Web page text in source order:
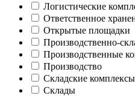
Логистические
Ответственное
Открытые площадки
Производственно-
Производственные
Производство
Складские комплексы
Склады